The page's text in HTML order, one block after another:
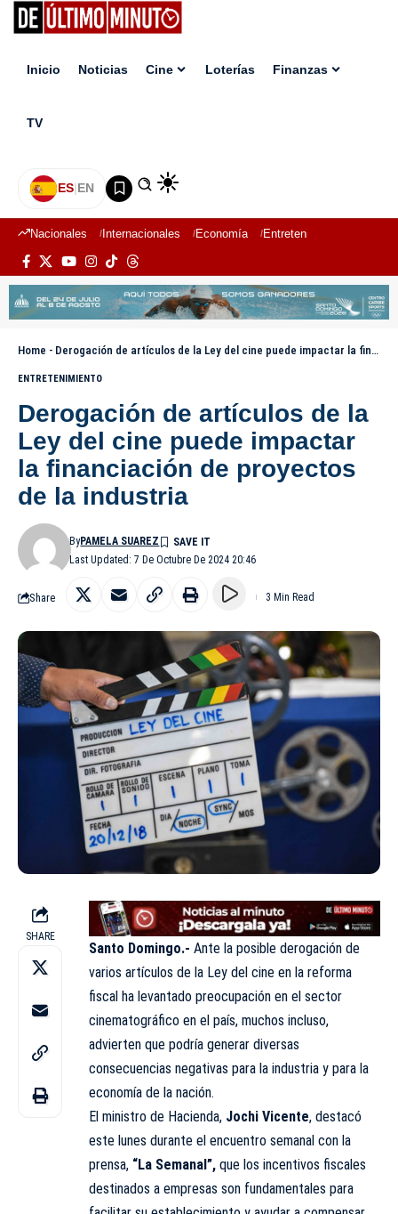
Inicio Noticias Cine Loterías Finanzas
TV
ES|EN
Nacionales Internacionales Economía Entretenimiento
Home - Derogación de artículos de la Ley del cine puede impactar la financiación de proyectos de la industria
ENTRETENIMIENTO
Derogación de artículos de la
Ley del cine puede impactar
la financiación de proyectos
de la industria
Last Updated: 7 De Octubre De 2024 20:46
ByPAMELA SUAREZ
Share 3 Min Read
SHARE
Santo Domingo.- Ante la posible derogación de
varios artículos de la Ley del cine en la reforma
fiscal ha levantado preocupación en el sector
cinematográfico en el país, muchos incluso,
advierten que podría generar diversas
consecuencias negativas para la industria y para la
economía de la nación.
El ministro de Hacienda, Jochi Vicente, destacó
este lunes durante el encuentro semanal con la
prensa, “La Semanal”, que los incentivos fiscales
destinados a empresas son fundamentales para